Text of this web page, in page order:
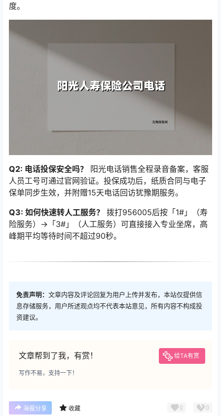
度。
Q2: 电话投保安全吗？
阳光电话销售全程录音备案，客服
人员工号可通过官网验证。投保成功后，纸质合同与电子
保单同步生效，并附赠15天电话回访犹豫期服务。
Q3: 如何快速转人工服务？
拨打956005后按「1#」（寿
险服务）→「3#」（人工服务）可直接接入专业坐席，高
峰期平均等待时间不超过90秒。
免责声明： 文章内容及评论回复为用户上传并发布，本站仅提供信
息存储服务，用户所述观点均不代表本站意见，所有内容不构成投
资建议。
文章帮到了我，有赏！ 给TA有赏
写作不易，支持一下！
海报分享 收藏 0 0